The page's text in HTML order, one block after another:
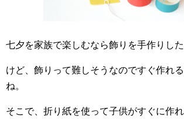
七夕を家族で楽しむなら飾りを手作りした
けど、飾りって難しそうなのですぐ作れ
ね。
そこで、折り紙を使って子供がすぐに作